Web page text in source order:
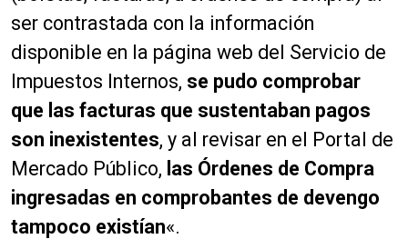
ser contrastada con la información
disponible en la página web del Servicio de
Impuestos Internos, se pudo comprobar
que las facturas que sustentaban pagos
son inexistentes, y al revisar en el Portal de
Mercado Público, las Órdenes de Compra
ingresadas en comprobantes de devengo
tampoco existían«.